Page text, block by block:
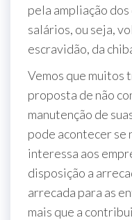
pela ampliação
salários, ou seja,
escravidão, da
Vemos que muitos
proposta de não
manutenção de
pode acontecer se
interessa aos
disposição a
arrecada para as
mais que a